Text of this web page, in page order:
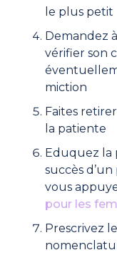
le plus petit
Demandez
vérifier son
miction
Faites
la patiente
Eduquez la
succès d’un
vous
pour les
Prescrivez